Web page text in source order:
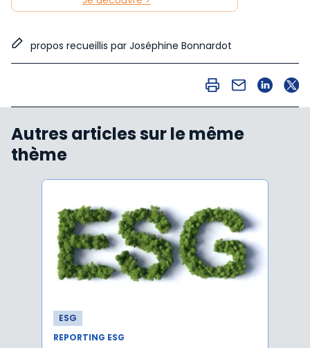
propos recueillis par Joséphine Bonnardot
Autres articles sur le même
thème
ESG
REPORTING ESG